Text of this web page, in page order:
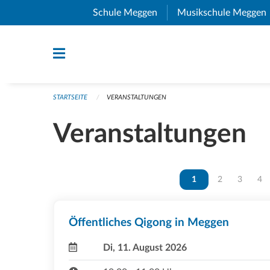
Navigation überspringen
Schule Meggen (External Link)
Musikschule Meggen
STARTSEITE VERANSTALTUNGEN
Veranstaltungen
Vous êtes sur la page
1 Vous êtes sur
2 Vous
3 4
Öffentliches Qigong in Meggen
Di, 11. August 2026